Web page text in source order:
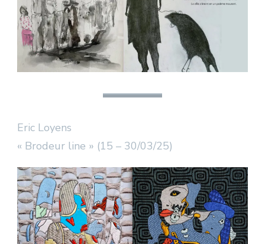
Eric Loyens
« Brodeur line » (15 – 30/03/25)